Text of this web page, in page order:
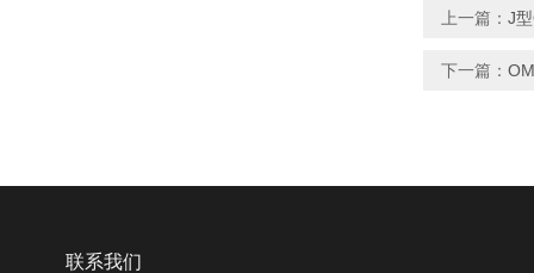
上一篇： J
下一篇：
联系我们